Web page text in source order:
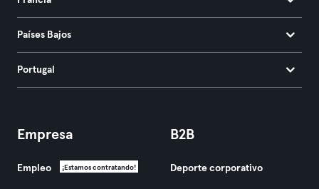
Países Bajos
Portugal
Empresa
Empleo ¡Estamos contratando!
B2B
Deporte corporativo